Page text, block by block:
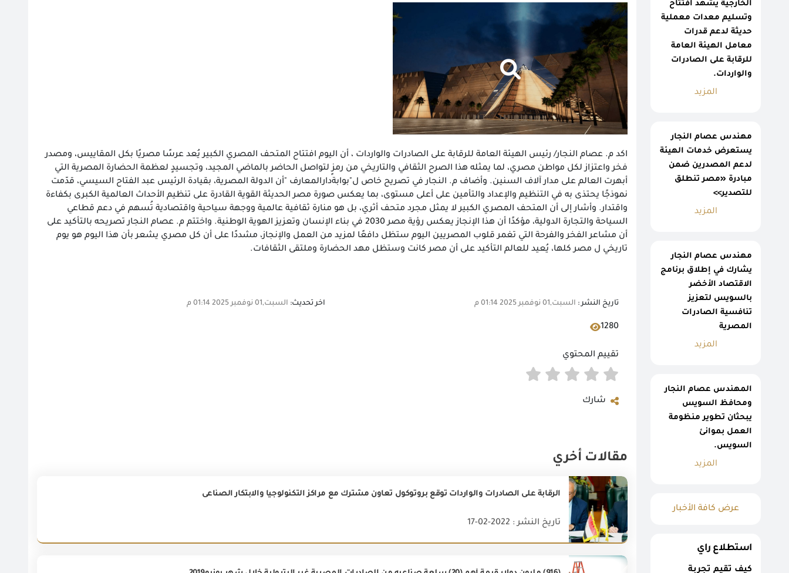
الخارجية يشهد افتتاح
وتسليم معدات معملية
حديثة لدعم قدرات
معامل الهيئة العامة
للرقابة على الصادرات
والواردات.
المزيد
مهندس عصام النجار
يستعرض خدمات الهيئة
لدعم المصدرين ضمن
مبادرة «مصر تنطلق
للتصدير>>
المزيد
مهندس عصام النجار
يشارك في إطلاق برنامج
الاقتصاد الأخضر
بالسويس لتعزيز
تنافسية الصادرات
المصرية
المزيد
المهندس عصام النجار
ومحافظ السويس
يبحثان تطوير منظومة
العمل بموانئ
السويس.
المزيد
عرض كافة الأخبار
استطلاع راي
كيف تقيم تجربة
اكد م. عصام النجار/ رئيس الهيئة العامة للرقابة على الصادرات والواردات ، أن اليوم افتتاح المتحف المصري الكبير يُعد عرسًا مصريًا بكل المقاييس، ومصدر
فخر واعتزاز لكل مواطن مصري، لما يمثله هذا الصرح الثقافي والتاريخي من رمزٍ لتواصل الحاضر بالماضي المجيد، وتجسيدٍ لعظمة الحضارة المصرية التي
أبهرت العالم على مدار آلاف السنين. وأضاف م. النجار في تصريح خاص ل"بوابةدارالمعارف "أن الدولة المصرية، بقيادة الرئيس عبد الفتاح السيسي، قدّمت
نموذجًا يحتذى به في التنظيم والإعداد والتأمين على أعلى مستوى، بما يعكس صورة مصر الحديثة القوية القادرة على تنظيم الأحداث العالمية الكبرى بكفاءة
واقتدار. وأشار إلى أن المتحف المصري الكبير لا يمثل مجرد متحف أثري، بل هو منارة ثقافية عالمية ووجهة سياحية واقتصادية تُسهم في دعم قطاعي
السياحة والتجارة الدولية، مؤكدًا أن هذا الإنجاز يعكس رؤية مصر 2030 في بناء الإنسان وتعزيز الهوية الوطنية. واختتم م. عصام النجار تصريحه بالتأكيد على
أن مشاعر الفخر والفرحة التي تغمر قلوب المصريين اليوم ستظل دافعًا لمزيد من العمل والإنجاز، مشددًا على أن كل مصري يشعر بأن هذا اليوم هو يوم
تاريخي ل مصر كلها، يُعيد للعالم التأكيد على أن مصر كانت وستظل مهد الحضارة وملتقى الثقافات.
تاريخ النشر : السبت,01 نوفمبر 2025 01:14 م اخر تحديث: السبت,01 نوفمبر 2025 01:14 م
1280
تقييم المحتوي
شارك
مقالات أخري
الرقابة على الصادرات والواردات توقع بروتوكول تعاون مشترك مع مراكز التكنولوجيا والابتكار الصناعى
تاريخ النشر : 2022-02-17